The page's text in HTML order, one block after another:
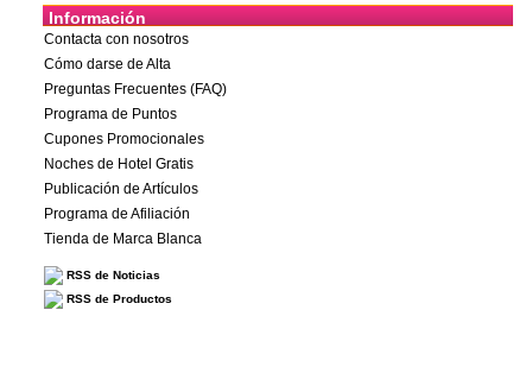
Información
Contacta con nosotros
Cómo darse de Alta
Preguntas Frecuentes (FAQ)
Programa de Puntos
Cupones Promocionales
Noches de Hotel Gratis
Publicación de Artículos
Programa de Afiliación
Tienda de Marca Blanca
RSS de Noticias
RSS de Productos